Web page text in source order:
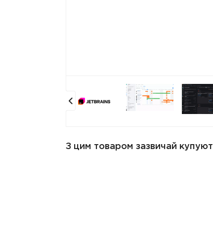
З цим товаром зазвичай